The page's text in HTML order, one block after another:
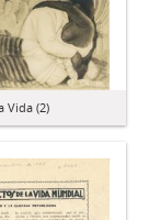
Vida (2)